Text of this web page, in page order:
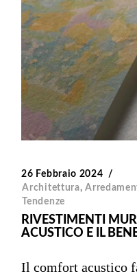
26 Febbraio 2024
Architettura,
Tendenze
RIVESTIMENTI
ACUSTICO E IL
Il comfort acustico